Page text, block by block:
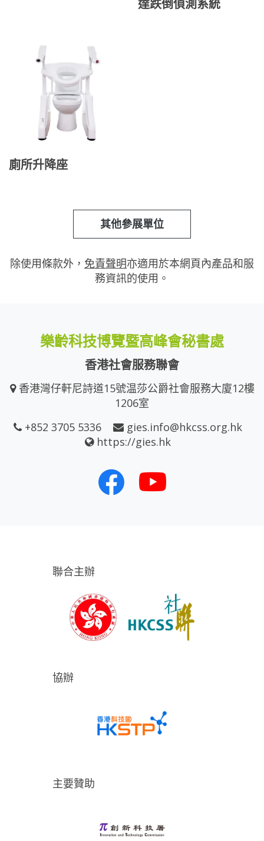
達跌倒偵測系統
廁所升降座
其他參展單位
除使用條款外， 免責聲明亦適用於本網頁內產品和服
務資訊的使用。
樂齡科技博覽暨高峰會秘書處
香港社會服務聯會
香港灣仔軒尼詩道15號温莎公爵社會服務大廈12樓
1206室
+852 3705 5336
gies.info@hkcss.org.hk
https://gies.hk
聯合主辦
協辦
主要贊助